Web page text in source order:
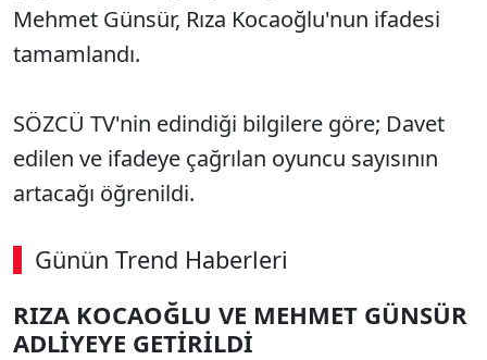
Mehmet Günsür, Rıza Kocaoğlu'nun ifadesi
tamamlandı.
SÖZCÜ TV'nin edindiği bilgilere göre; Davet
edilen ve ifadeye çağrılan oyuncu sayısının
artacağı öğrenildi.
Günün Trend Haberleri
RIZA KOCAOĞLU VE MEHMET GÜNSÜR
ADLİYEYE GETİRİLDİ